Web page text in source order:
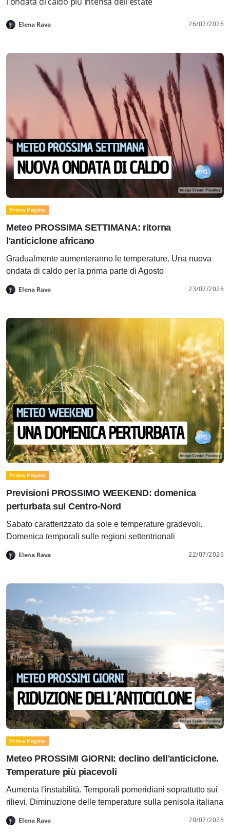
Elena Rava 26/07/2026
Prima Pagina
Meteo PROSSIMA SETTIMANA: ritorna
l'anticiclone africano
Gradualmente aumenteranno le temperature. Una nuova
ondata di caldo per la prima parte di Agosto
Elena Rava 23/07/2026
Prima Pagina
Previsioni PROSSIMO WEEKEND: domenica
perturbata sul Centro-Nord
Sabato caratterizzato da sole e temperature gradevoli.
Domenica temporali sulle regioni settentrionali
Elena Rava 22/07/2026
Prima Pagina
Meteo PROSSIMI GIORNI: declino dell'anticiclone.
Temperature più piacevoli
Aumenta l'instabilità. Temporali pomeridiani soprattutto sui
rilievi. Diminuzione delle temperature sulla penisola italiana
Elena Rava 20/07/2026